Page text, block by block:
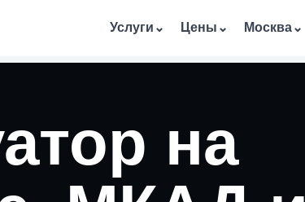
Услуги ⌄ Цены ⌄ Москва⌄
на